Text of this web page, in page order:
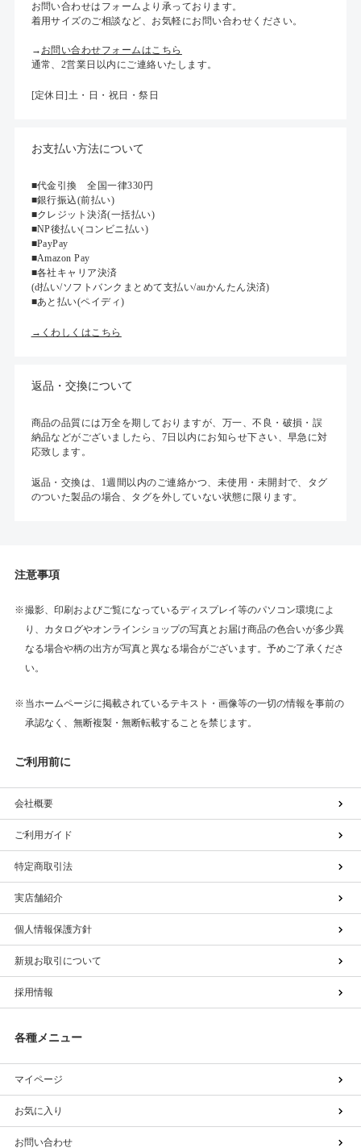
お問い合わせはフォームより承っております。
着用サイズのご相談など、お気軽にお問い合わせください。
→ お問い合わせフォームはこちら
通常、2営業日以内にご連絡いたします。
[定休日]土・日・祝日・祭日
お支払い方法について
■代金引換 全国一律330円
■銀行振込(前払い)
■クレジット決済(一括払い)
■NP後払い(コンビニ払い)
■PayPay
■Amazon Pay
■各社キャリア決済
(d払い/ソフトバンクまとめて支払い/auかんたん決済)
■あと払い(ペイディ)
→くわしくはこちら
返品・交換について
商品の品質には万全を期しておりますが、万一、不良・破損・誤
納品などがございましたら、7日以内にお知らせ下さい、早急に対
応致します。
返品・交換は、1週間以内のご連絡かつ、未使用・未開封で、タグ
のついた製品の場合、タグを外していない状態に限ります。
注意事項
撮影、印刷およびご覧になっているディスプレイ等のパソコン環境によ
り、カタログやオンラインショップの写真とお届け商品の色合いが多少異
なる場合や柄の出方が写真と異なる場合がございます。予めご了承くださ
い。
当ホームページに掲載されているテキスト・画像等の一切の情報を事前の
承認なく、無断複製・無断転載することを禁じます。
ご利用前に
会社概要
ご利用ガイド
特定商取引法
実店舗紹介
個人情報保護方針
新規お取引について
採用情報
各種メニュー
マイページ
お気に入り
お問い合わせ